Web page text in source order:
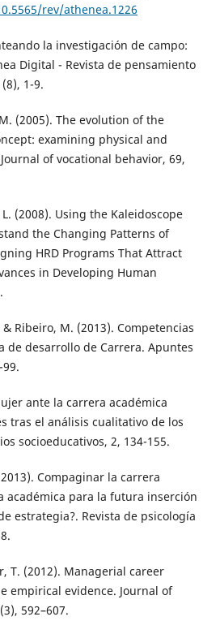
rev/athenea.1226
la investigación de campo:
Digital - Revista de pensamiento
1-9.
(2005). The evolution of the
examining physical and
of vocational behavior, 69,
(2008). Using the Kaleidoscope
the Changing Patterns of
HRD Programs That Attract
in Developing Human
Ribeiro, M. (2013). Competencias
de desarrollo de Carrera. Apuntes
ante la carrera académica
tras el análisis cualitativo de los
socioeducativos, 2, 134-155.
Compaginar la carrera
académica para la futura inserción
estrategia?. Revista de psicología
T. (2012). Managerial career
empirical evidence. Journal of
592–607.